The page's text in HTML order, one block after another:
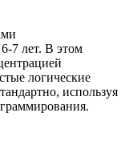
7 лет. В этом
логические
используя